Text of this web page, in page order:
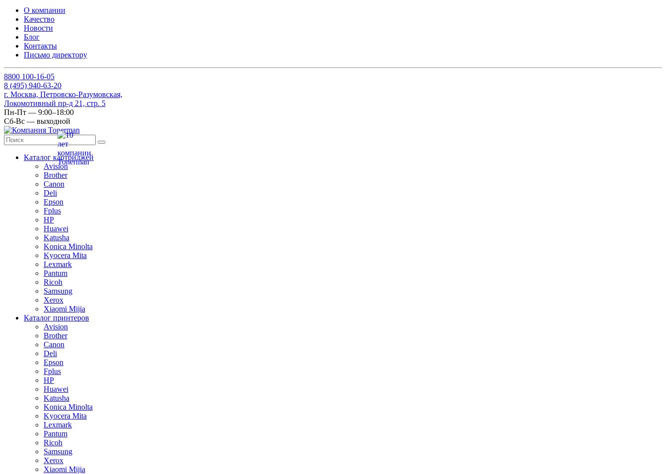
О компании
Качество
Новости
Блог
Контакты
Письмо директору
8800 100-16-05
8 (495) 940-63-20
г. Москва, Петровско-Разумовская,
Локомотивный пр-д 21, стр. 5
Пн-Пт — 9:00–18:00
Сб-Вс — выходной
Каталог картриджей
Avision
Brother
Canon
Deli
Epson
Fplus
HP
Huawei
Katusha
Konica Minolta
Kyocera Mita
Lexmark
Pantum
Ricoh
Samsung
Xerox
Xiaomi Mijia
Каталог принтеров
Avision
Brother
Canon
Deli
Epson
Fplus
HP
Huawei
Katusha
Konica Minolta
Kyocera Mita
Lexmark
Pantum
Ricoh
Samsung
Xerox
Xiaomi Mijia